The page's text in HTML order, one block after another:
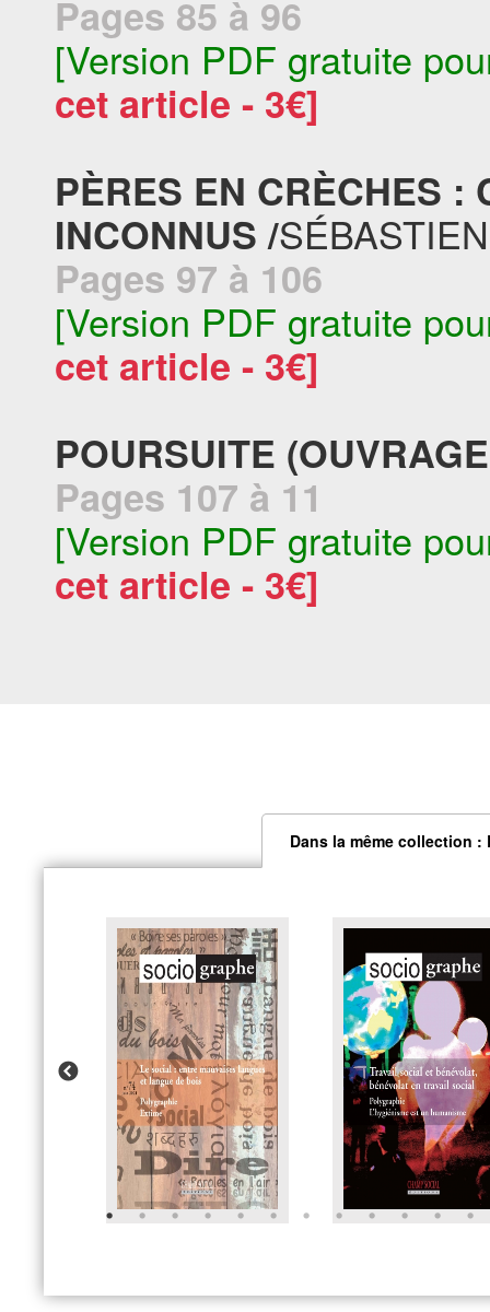
Pages 85 à 96
[Version PDF gratuite
cet article - 3€]
PÈRES EN CRÈCHES :
INCONNUS /
Pages 97 à 106
[Version PDF gratuite
cet article - 3€]
POURSUITE
Pages 107 à 11
[Version PDF gratuite
cet article - 3€]
Dans la même collection